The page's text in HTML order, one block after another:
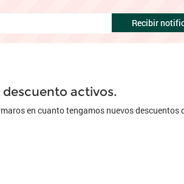
Recibir
activos.
en cuanto tengamos nuevos descuentos
Hacé